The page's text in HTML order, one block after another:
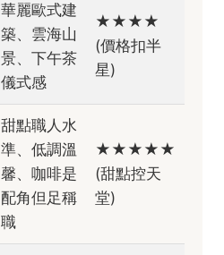
華麗歐式建
築、雲海山
景、下午茶
儀式感
★★★★
(價格扣半
星)
甜點職人水
準、低調溫
馨、咖啡是
配角但足稱
職
★★★★★
(甜點控天
堂)